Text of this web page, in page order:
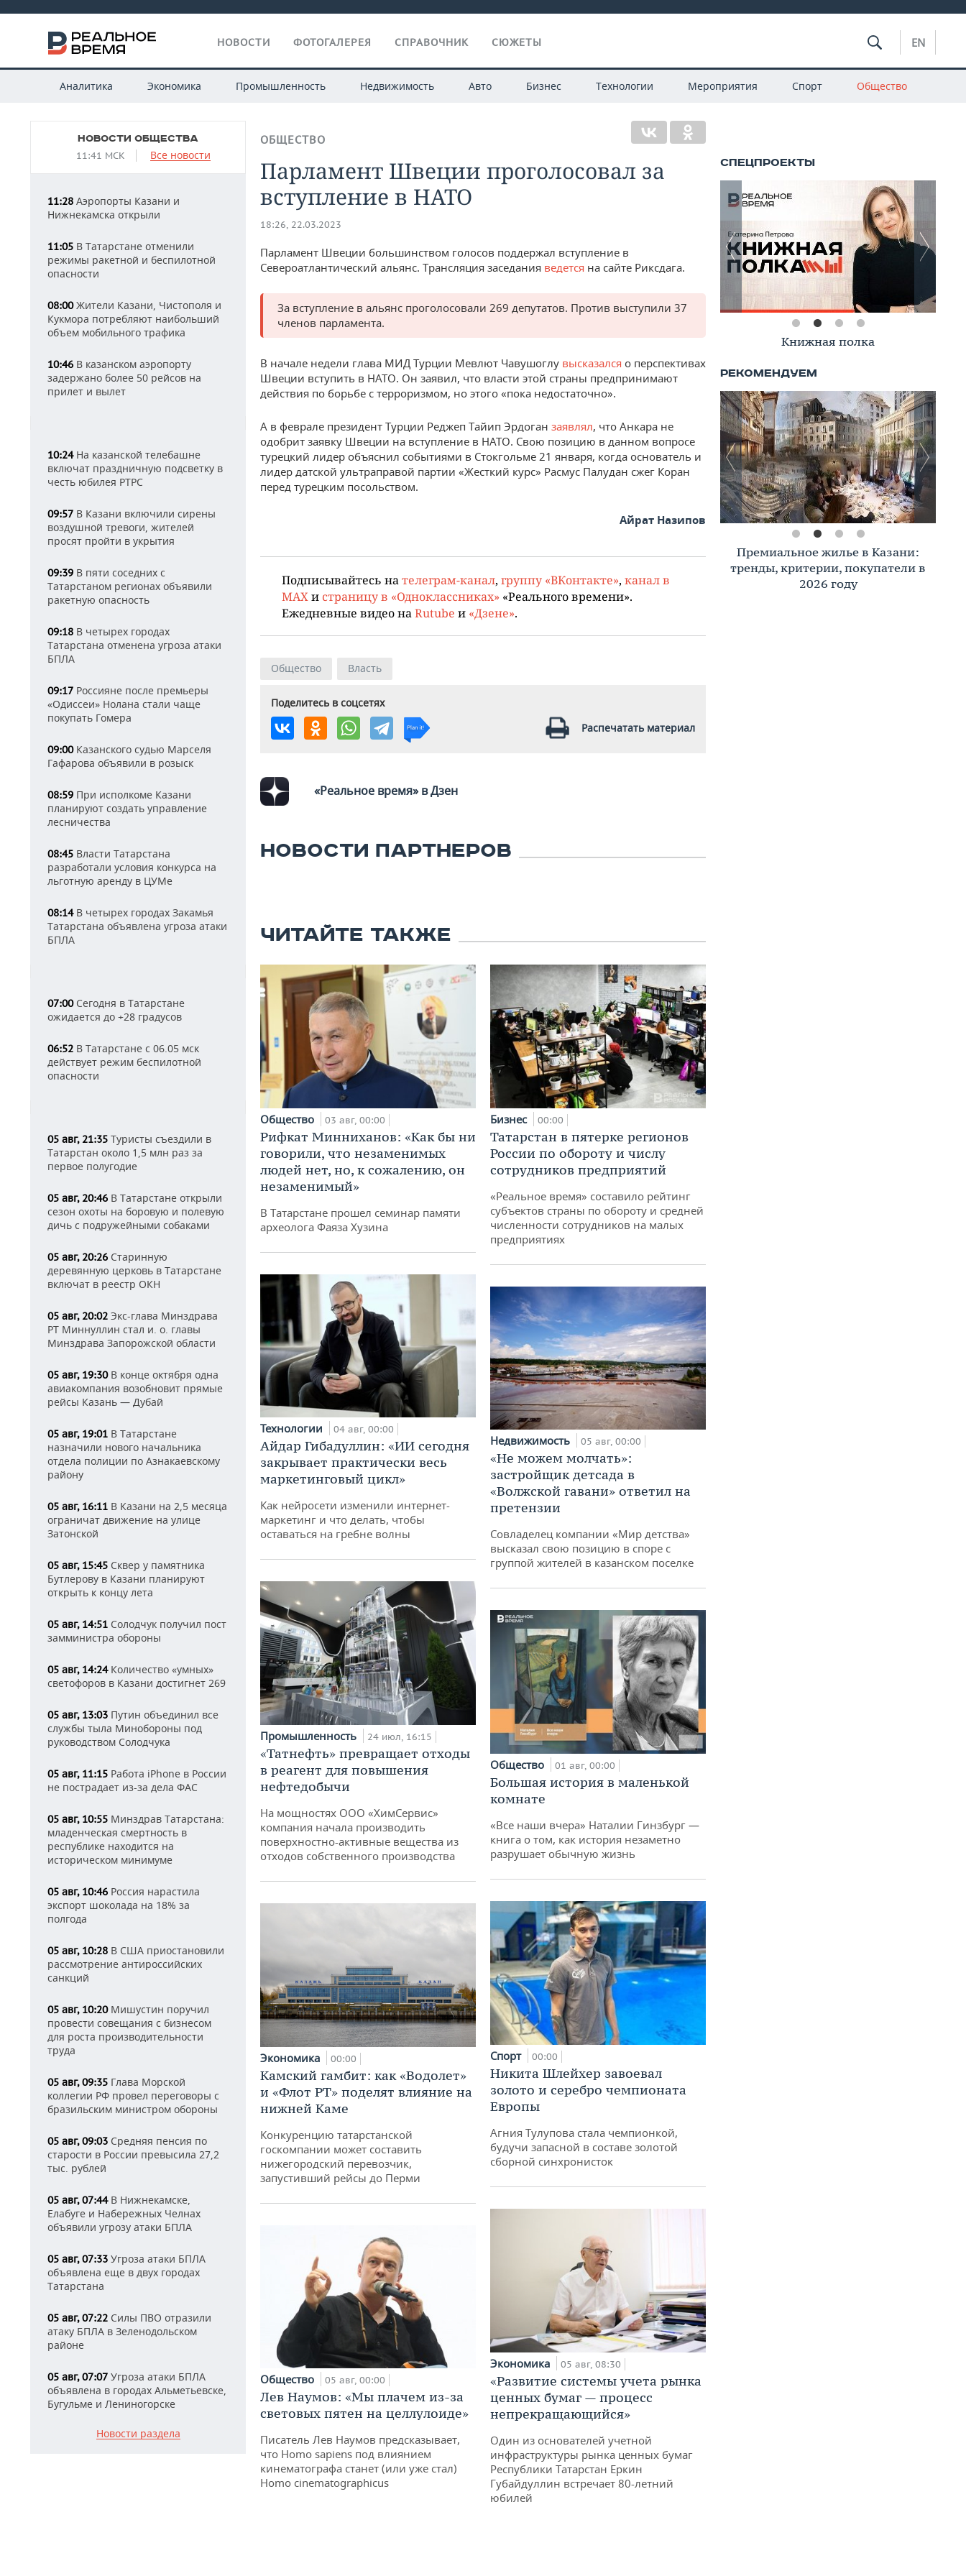
НОВОСТИ ФОТОГАЛЕРЕЯ СПРАВОЧНИК СЮЖЕТЫ EN
Аналитика Экономика Промышленность Недвижимость Авто Бизнес Технологии Мероприятия Спорт Общество
НОВОСТИ ОБЩЕСТВА
11:41 МСК Все новости
11:28 Аэропорты Казани и
Нижнекамска открыли
11:05 В Татарстане отменили
режимы ракетной и беспилотной
опасности
08:00Жители Казани, Чистополя и
Кукмора потребляют наибольший
объем мобильного трафика
10:46 В казанском аэропорту
задержано более 50 рейсов на
прилет и вылет
10:24На казанской телебашне
включат праздничную подсветку в
честь юбилея РТРС
09:57 В Казани включили сирены
воздушной тревоги, жителей
просят пройти в укрытия
09:39 В пяти соседних с
Татарстаном регионах объявили
ракетную опасность
09:18 В четырех городах
Татарстана отменена угроза атаки
БПЛА
09:17 Россияне после премьеры
«Одиссеи» Нолана стали чаще
покупать Гомера
09:00Казанского судью Марселя
Гафарова объявили в розыск
08:59 При исполкоме Казани
планируют создать управление
лесничества
08:45 Власти Татарстана
разработали условия конкурса на
льготную аренду в ЦУМе
08:14В четырех городах Закамья
Татарстана объявлена угроза атаки
БПЛА
07:00Сегодня в Татарстане
ожидается до +28 градусов
06:52 В Татарстане с 06.05 мск
действует режим беспилотной
опасности
05 авг, 21:35 Туристы съездили в
Татарстан около 1,5 млн раз за
первое полугодие
05 авг, 20:46 В Татарстане открыли
сезон охоты на боровую и полевую
дичь с подружейными собаками
05 авг, 20:26 Старинную
деревянную церковь в Татарстане
включат в реестр ОКН
05 авг, 20:02 Экс-глава Минздрава
РТ Миннуллин стал и. о. главы
Минздрава Запорожской области
05 авг, 19:30В конце октября одна
авиакомпания возобновит прямые
рейсы Казань — Дубай
05 авг, 19:01 В Татарстане
назначили нового начальника
отдела полиции по Азнакаевскому
району
05 авг, 16:11 В Казани на 2,5 месяца
ограничат движение на улице
Затонской
05 авг, 15:45 Сквер у памятника
Бутлерову в Казани планируют
открыть к концу лета
05 авг, 14:51 Солодчук получил пост
замминистра обороны
05 авг, 14:24Количество «умных»
светофоров в Казани достигнет 269
05 авг, 13:03 Путин объединил все
службы тыла Минобороны под
руководством Солодчука
05 авг, 11:15 Работа iPhone в России
не пострадает из-за дела ФАС
05 авг, 10:55 Минздрав Татарстана:
младенческая смертность в
республике находится на
историческом минимуме
05 авг, 10:46 Россия нарастила
экспорт шоколада на 18% за
полгода
05 авг, 10:28 В США приостановили
рассмотрение антироссийских
санкций
05 авг, 10:20Мишустин поручил
провести совещания с бизнесом
для роста производительности
труда
05 авг, 09:35 Глава Морской
коллегии РФ провел переговоры с
бразильским министром обороны
05 авг, 09:03 Средняя пенсия по
старости в России превысила 27,2
тыс. рублей
05 авг, 07:44В Нижнекамске,
Елабуге и Набережных Челнах
объявили угрозу атаки БПЛА
05 авг, 07:33 Угроза атаки БПЛА
объявлена еще в двух городах
Татарстана
05 авг, 07:22 Силы ПВО отразили
атаку БПЛА в Зеленодольском
районе
05 авг, 07:07 Угроза атаки БПЛА
объявлена в городах Альметьевске,
Бугульме и Лениногорске
Новости раздела
ОБЩЕСТВО
Парламент Швеции проголосовал за
вступление в НАТО
18:26, 22.03.2023
Парламент Швеции большинством голосов поддержал вступление в
Североатлантический альянс. Трансляция заседания ведется на сайте Риксдага.
За вступление в альянс проголосовали 269 депутатов. Против выступили 37
членов парламента.
В начале недели глава МИД Турции Мевлют Чавушоглу высказался о перспективах
Швеции вступить в НАТО. Он заявил, что власти этой страны предпринимают
действия по борьбе с терроризмом, но этого «пока недостаточно».
А в феврале президент Турции Реджеп Тайип Эрдоган заявлял, что Анкара не
одобрит заявку Швеции на вступление в НАТО. Свою позицию в данном вопросе
турецкий лидер объяснил событиями в Стокгольме 21 января, когда основатель и
лидер датской ультраправой партии «Жесткий курс» Расмус Палудан сжег Коран
перед турецким посольством.
Айрат Назипов
Подписывайтесь на телеграм-канал, группу «ВКонтакте», канал в
MAX и страницу в «Одноклассниках» «Реального времени».
Ежедневные видео на Rutube и «Дзене».
Общество Власть
Поделитесь в соцсетях
Распечатать материал
«Реальное время» в Дзен
НОВОСТИ ПАРТНЕРОВ
ЧИТАЙТЕ ТАКЖЕ
Общество 03 авг, 00:00
Рифкат Минниханов: «Как бы ни
говорили, что незаменимых
людей нет, но, к сожалению, он
незаменимый»
В Татарстане прошел семинар памяти
археолога Фаяза Хузина
Технологии 04 авг, 00:00
Айдар Гибадуллин: «ИИ сегодня
закрывает практически весь
маркетинговый цикл»
Как нейросети изменили интернет-
маркетинг и что делать, чтобы
оставаться на гребне волны
Промышленность 24 июл, 16:15
«Татнефть» превращает отходы
в реагент для повышения
нефтедобычи
На мощностях ООО «ХимСервис»
компания начала производить
поверхностно-активные вещества из
отходов собственного производства
Экономика 00:00
Камский гамбит: как «Водолет»
и «Флот РТ» поделят влияние на
нижней Каме
Конкуренцию татарстанской
госкомпании может составить
нижегородский перевозчик,
запустивший рейсы до Перми
Общество 05 авг, 00:00
Лев Наумов: «Мы плачем из-за
световых пятен на целлулоиде»
Писатель Лев Наумов предсказывает,
что Homo sapiens под влиянием
кинематографа станет (или уже стал)
Homo cinematographicus
Бизнес 00:00
Татарстан в пятерке регионов
России по обороту и числу
сотрудников предприятий
«Реальное время» составило рейтинг
субъектов страны по обороту и средней
численности сотрудников на малых
предприятиях
Недвижимость 05 авг, 00:00
«Не можем молчать»:
застройщик детсада в
«Волжской гавани» ответил на
претензии
Совладелец компании «Мир детства»
высказал свою позицию в споре с
группой жителей в казанском поселке
Общество 01 авг, 00:00
Большая история в маленькой
комнате
«Все наши вчера» Наталии Гинзбург —
книга о том, как история незаметно
разрушает обычную жизнь
Спорт 00:00
Никита Шлейхер завоевал
золото и серебро чемпионата
Европы
Агния Тулупова стала чемпионкой,
будучи запасной в составе золотой
сборной синхронисток
Экономика 05 авг, 08:30
«Развитие системы учета рынка
ценных бумаг — процесс
непрекращающийся»
Один из основателей учетной
инфраструктуры рынка ценных бумаг
Республики Татарстан Еркин
Губайдуллин встречает 80-летний
юбилей
Книжная полка
Премиальное жилье в Казани:
тренды, критерии, покупатели в
2026 году